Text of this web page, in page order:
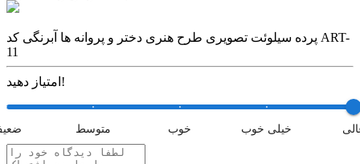
پرده سیلوئت تصویری طرح هنری دختر و پروانه ها آبرنگی کد ART-
11
امتیاز دهید!
متوسط خوب خیلی خوب